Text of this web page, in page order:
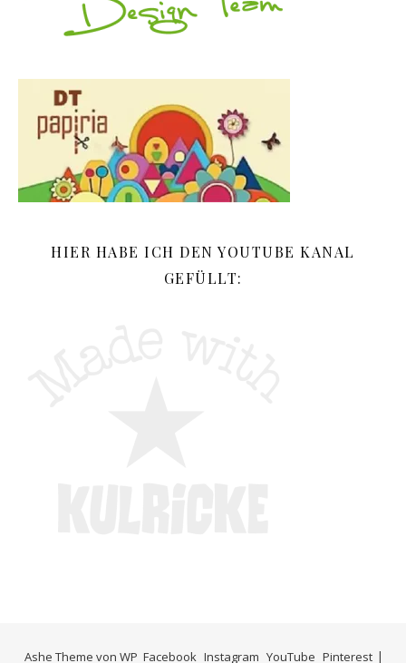
HIER HABE ICH DEN YOUTUBE KANAL
GEFÜLLT:
Facebook Instagram YouTube Pinterest
Ashe Theme von WP